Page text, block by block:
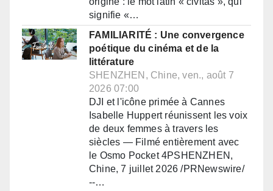
signifie «…
FAMILIARITÉ : Une convergence
poétique du cinéma et de la
littérature
SHENZHEN, Chine, ven., août 7
2026 07:00
DJI et l'icône primée à Cannes
Isabelle Huppert réunissent les voix
de deux femmes à travers les
siècles — Filmé entièrement avec
le Osmo Pocket 4PSHENZHEN,
Chine, 7 juillet 2026 /PRNewswire/
--…